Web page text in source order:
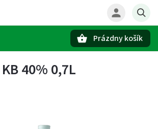
Prázdny košík
40% 0,7L